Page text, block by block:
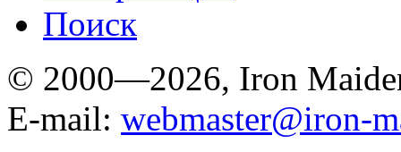
Поиск
© 2000—2026, Iron
E-mail: webmaster@iron-